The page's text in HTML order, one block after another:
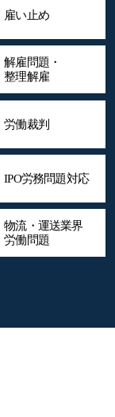
雇い止め
解雇問題・
整理解雇
労働裁判
IPO労務問題対応
物流・運送業界
労働問題